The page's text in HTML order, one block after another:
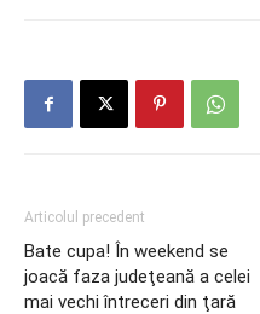
Articolul precedent
Bate cupa! În weekend se
joacă faza judeţeană a celei
mai vechi întreceri din ţară